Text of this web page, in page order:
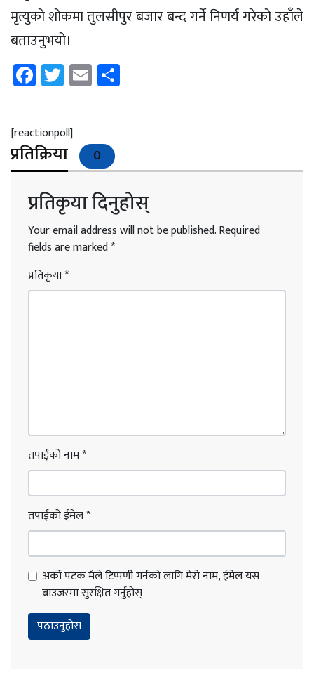
मृत्युको शोकमा तुलसीपुर बजार बन्द गर्ने निणर्य गरेको उहाँले
बताउनुभयो।
Facebook
Twitter
Email
[reactionpoll]
प्रतिक्रिया 0
प्रतिकृया दिनुहोस्
Your email address will not be published.Required
fields are marked*
प्रतिकृया*
तपाईंको नाम*
तपाईंको ईमेल*
अर्को पटक मैले टिप्पणी गर्नको लागि मेरो नाम, ईमेल यस
ब्राउजरमा सुरक्षित गर्नुहोस्